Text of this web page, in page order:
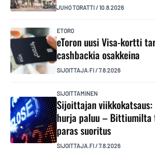
JUHO TORATTI/10.8.2026
ETORO
eToron uusi Visa-kortti
cashbackia osakkeina
SIJOITTAJA.FI/7.8.2026
SIJOITTAMINEN
Sijoittajan viikkokatsaus:
hurja paluu – Bittiumilta
paras suoritus
SIJOITTAJA.FI/7.8.2026